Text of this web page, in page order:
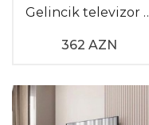
əşyaların
yerləşdirilməsi
Televizor alti
Gelincik
362 AZN